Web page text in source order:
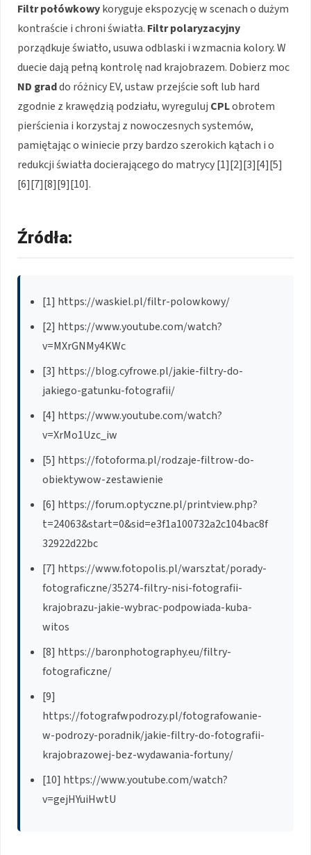
Filtr połówkowykoryguje ekspozycję w scenach o dużym
kontraście i chroni światła. Filtr polaryzacyjny
porządkuje światło, usuwa odblaski i wzmacnia kolory. W
duecie dają pełną kontrolę nad krajobrazem. Dobierz moc
ND graddo różnicy EV, ustaw przejście soft lub hard
zgodnie z krawędzią podziału, wyreguluj CPLobrotem
pierścienia i korzystaj z nowoczesnych systemów,
pamiętając o winiecie przy bardzo szerokich kątach i o
redukcji światła docierającego do matrycy [1][2][3][4][5]
[6][7][8][9][10].
Źródła:
[1] https://waskiel.pl/filtr-polowkowy/
[2] https://www.youtube.com/watch?
v=MXrGNMy4KWc
[3] https://blog.cyfrowe.pl/jakie-filtry-do-
jakiego-gatunku-fotografii/
[4] https://www.youtube.com/watch?
v=XrMo1Uzc_iw
[5] https://fotoforma.pl/rodzaje-filtrow-do-
obiektywow-zestawienie
[6] https://forum.optyczne.pl/printview.php?
t=24063&start=0&sid=e3f1a100732a2c104bac8f
32922d22bc
[7] https://www.fotopolis.pl/warsztat/porady-
fotograficzne/35274-filtry-nisi-fotografii-
krajobrazu-jakie-wybrac-podpowiada-kuba-
witos
[8] https://baronphotography.eu/filtry-
fotograficzne/
[9]
https://fotografwpodrozy.pl/fotografowanie-
w-podrozy-poradnik/jakie-filtry-do-fotografii-
krajobrazowej-bez-wydawania-fortuny/
[10] https://www.youtube.com/watch?
v=gejHYuiHwtU